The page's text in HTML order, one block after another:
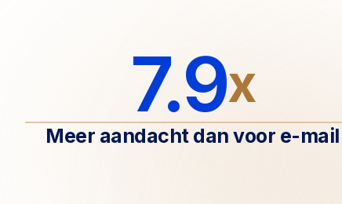
7.9x
Meer aandacht dan voor e-mail